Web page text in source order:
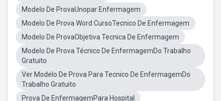
Modelo De ProvaUnopar Enfermagem
Modelo De Prova Word CursoTecnico De Enfermagem
Modelo De ProvaObjetiva Tecnica De Enfermagem
Modelo De Prova Técnico De EnfermagemDo Trabalho
Gratuito
Ver Modelo De Prova Para Tecnico De EnfermagemDo
Trabalho Gratuito
Prova De EnfermagemPara Hospital